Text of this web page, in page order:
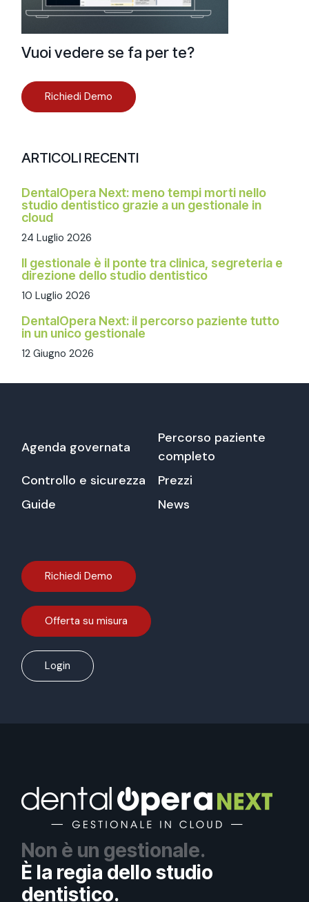
Vuoi vedere se fa per te?
Richiedi Demo
ARTICOLI RECENTI
DentalOpera Next: meno tempi morti nello
studio dentistico grazie a un gestionale in
cloud
24 Luglio 2026
Il gestionale è il ponte tra clinica, segreteria e
direzione dello studio dentistico
10 Luglio 2026
DentalOpera Next: il percorso paziente tutto
in un unico gestionale
12 Giugno 2026
Agenda governata
Percorso paziente
completo
Controllo e sicurezza
Prezzi
Guide
News
Richiedi Demo
Offerta su misura
Login
Non è un gestionale.
È la regia dello studio
dentistico.